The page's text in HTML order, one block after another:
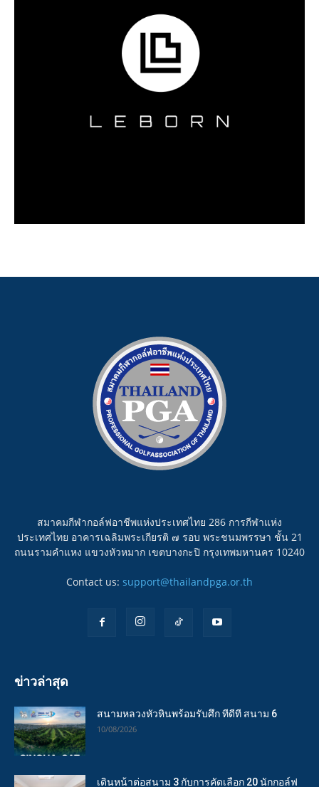
สมาคมกีฬากอล์ฟอาชีพแห่งประเทศไทย 286 การกีฬาแห่ง
ประเทศไทย อาคารเฉลิมพระเกียรติ ๗ รอบ พระชนมพรรษา ชั้น 21
ถนนรามคำแหง แขวงหัวหมาก เขตบางกะปิ กรุงเทพมหานคร 10240
Contact us: support@thailandpga.or.th
ข่าวล่าสุด
สนามหลวงหัวหินพร้อมรับศึก ทีดีที สนาม 6
10/08/2026
เดินหน้าต่อสนาม 3 กับการคัดเลือก 20 นักกอล์ฟ